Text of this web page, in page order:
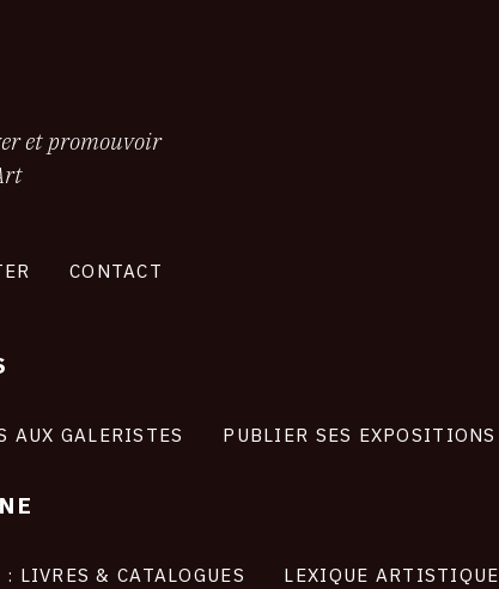
et promouvoir
CONTACT
AUX GALERISTES PUBLIER SES EXPOSITIONS
LIVRES & CATALOGUES
LEXIQUE ARTISTIQUE